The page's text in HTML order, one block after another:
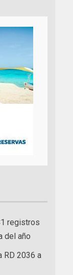
registros
del año
RD 2036 a